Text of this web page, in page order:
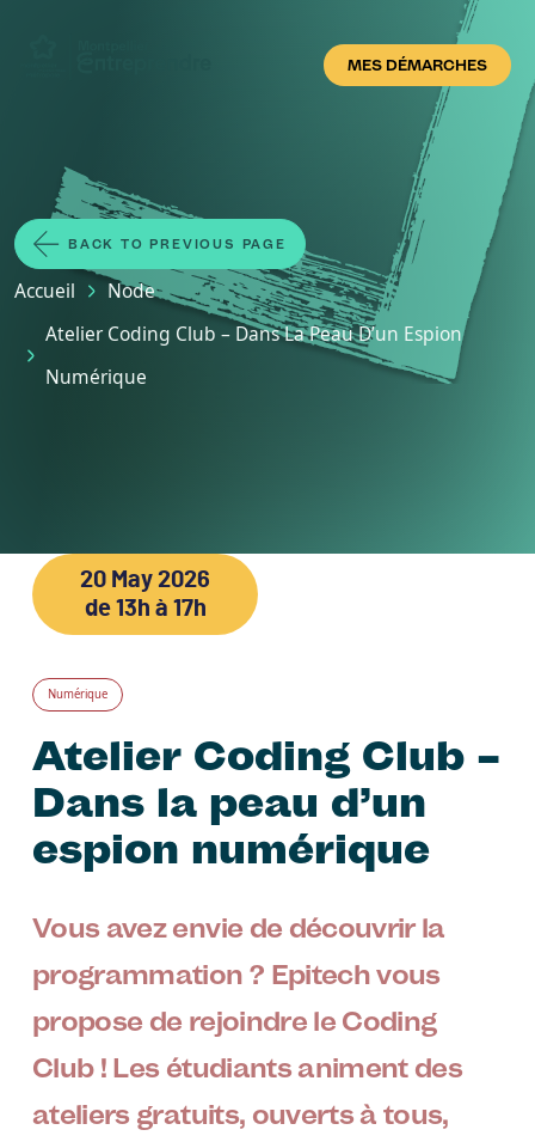
MES DÉMARCHES
BACK TO PREVIOUS PAGE
Breadcrumb
Accueil
Node
Atelier Coding Club – Dans La Peau D’un Espion
Numérique
20 May 2026
de 13h à 17h
Numérique
Atelier Coding Club –
Dans la peau d’un
espion numérique
Vous avez envie de découvrir la
programmation ? Epitech vous
propose de rejoindre le Coding
Club ! Les étudiants animent des
ateliers gratuits, ouverts à tous,